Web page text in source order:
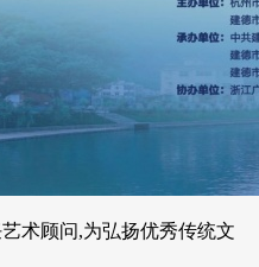
术顾问,为弘扬优秀传统文